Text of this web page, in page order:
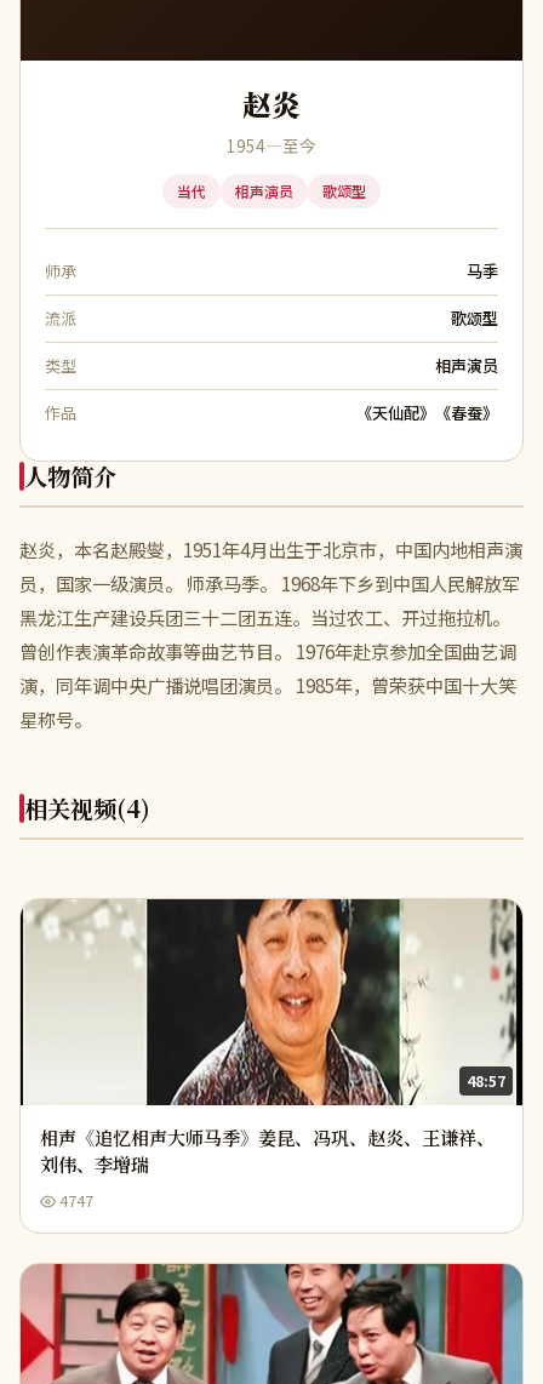
赵炎
1954—至今
当代 相声演员 歌颂型
师承 马季
流派 歌颂型
类型 相声演员
作品 《天仙配》《春蚕》
人物简介
赵炎，本名赵殿燮，1951年4月出生于北京市，中国内地相声演
员，国家一级演员。 师承马季。 1968年下乡到中国人民解放军
黑龙江生产建设兵团三十二团五连。当过农工、开过拖拉机。
曾创作表演革命故事等曲艺节目。 1976年赴京参加全国曲艺调
演，同年调中央广播说唱团演员。 1985年，曾荣获中国十大笑
星称号。
相关视频(4)
48:57
相声《追忆相声大师马季》姜昆、冯巩、赵炎、王谦祥、
刘伟、李增瑞
4747